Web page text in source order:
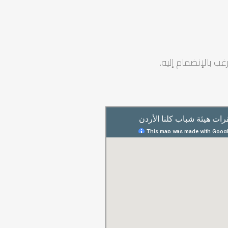
بالإنضمام إليه.